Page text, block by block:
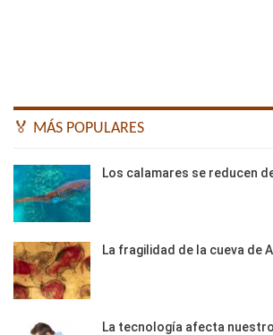
🏅 MÁS POPULARES
Los calamares se reducen
La fragilidad de la cueva de
La tecnología afecta